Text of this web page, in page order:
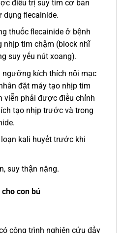
điều trị suy tim cơ bản
ﬂecainide.
thuốc ﬂecainide ở bệnh
nhịp tim chậm (block nhĩ
suy yếu nút xoang).
ngưỡng kích thích nội mạc
đặt máy tạo nhịp tim
viễn phải được điều chỉnh
tạo nhịp trước và trong
kali huyết trước khi
suy thận nặng.
con bú
công trình nghiên cứu đầy